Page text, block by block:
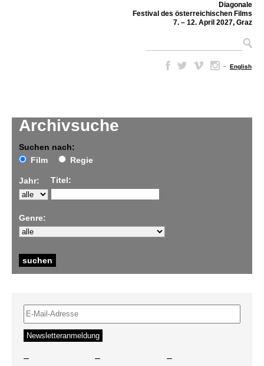
Diagonale
Festival des österreichischen Films
7. – 12. April 2027, Graz
– English
Archivsuche
Suchen nach:
Film
Regie
Jahr: Titel:
Genre:
– – –